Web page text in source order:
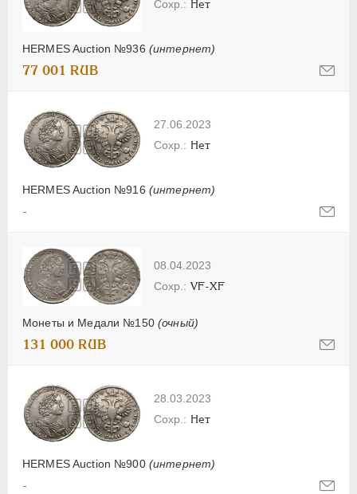
HERMES Auction №936 (интернет)
Нет
77 001 RUB
27.06.2023
HERMES Auction №916 (интернет)
Нет
-
08.04.2023
Монеты и Медали №150 (очный)
VF-XF
131 000 RUB
28.03.2023
HERMES Auction №900 (интернет)
Нет
-